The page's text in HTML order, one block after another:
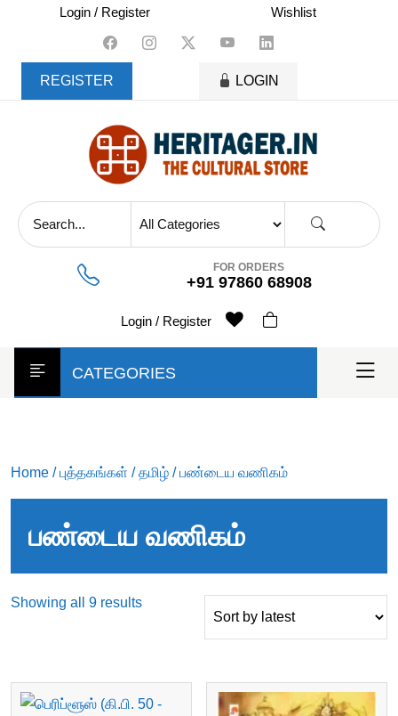
content
Login / Register Wishlist
REGISTER LOGIN
FOR ORDERS
+91 97860 68908
Login / Register
CATEGORIES
Home /புத்தகங்கள் /தமிழ் / பண்டைய வணிகம்
பண்டைய வணிகம்
Showing all 9 resultsSorted